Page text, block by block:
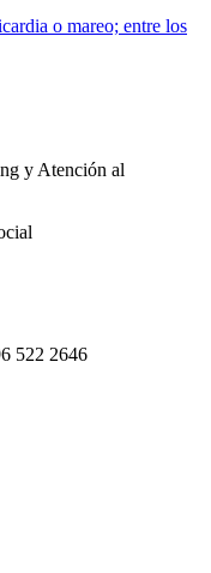
o mareo; entre los
y Atención al
522 2646